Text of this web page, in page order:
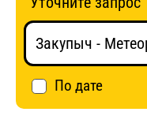
По дате